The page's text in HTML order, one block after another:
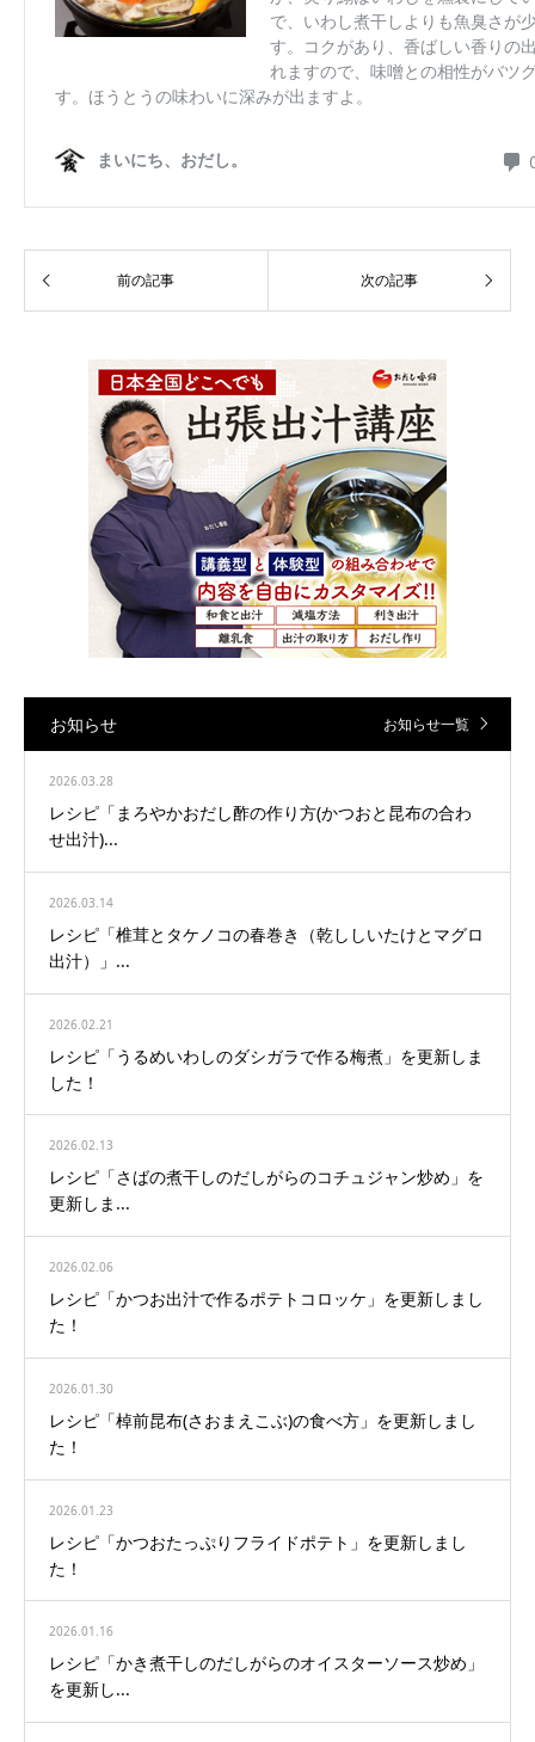
お知らせ お知らせ一覧
2026.03.28
レシピ「まろやかおだし酢の作り方(かつおと昆布の合わ
せ出汁)...
2026.03.14
レシピ「椎茸とタケノコの春巻き（乾ししいたけとマグロ
出汁）」...
2026.02.21
レシピ「うるめいわしのダシガラで作る梅煮」を更新しま
した！
2026.02.13
レシピ「さばの煮干しのだしがらのコチュジャン炒め」を
更新しま...
2026.02.06
レシピ「かつお出汁で作るポテトコロッケ」を更新しまし
た！
2026.01.30
レシピ「棹前昆布(さおまえこぶ)の食べ方」を更新しまし
た！
2026.01.23
レシピ「かつおたっぷりフライドポテト」を更新しまし
た！
2026.01.16
レシピ「かき煮干しのだしがらのオイスターソース炒め」
を更新し...